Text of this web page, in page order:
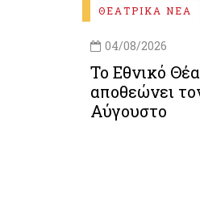
ΘΕΑΤΡΙΚΑ ΝΕΑ
04/08/2026
Το Εθνικό
αποθεώνει
Αύγουστο